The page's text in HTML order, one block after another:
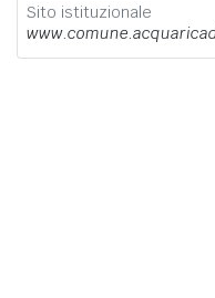
Sito istituzionale